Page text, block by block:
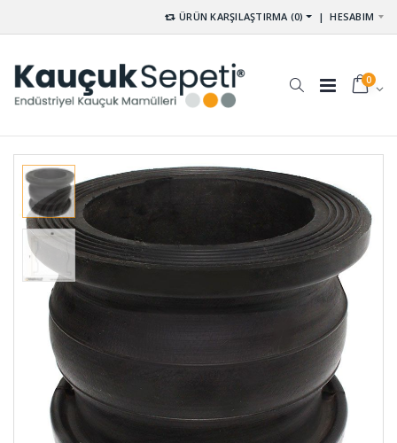
ÜRÜN KARŞILAŞTIRMA (0) |HESABIM
0
Poliüretan
Delikli Kalıp
Yayları
KYD-001
Lastikleri
UL-001